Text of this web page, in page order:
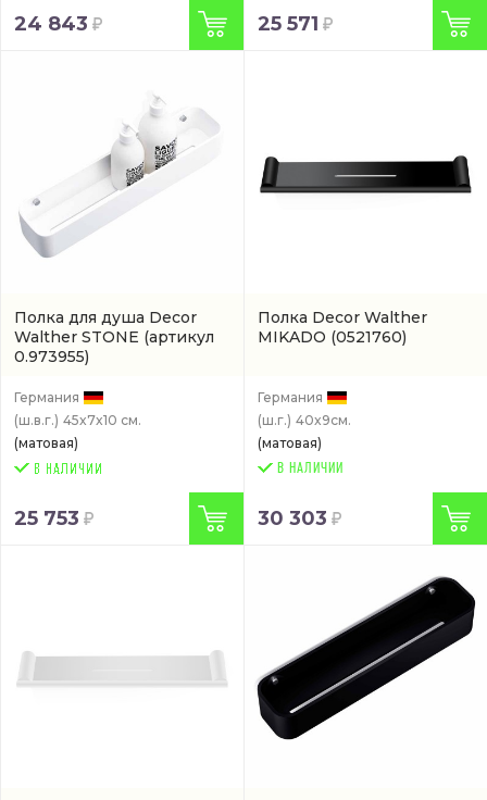
24 843 25 571
Полка для душа Decor
Walther STONE (артикул
0.973955)
Германия
(ш.в.г.) 45x7x10 см.
(матовая)
25 753
Полка Decor Walther
MIKADO (0521760)
Германия
(ш.г.) 40x9см.
(матовая)
В НАЛИЧИИ
30 303